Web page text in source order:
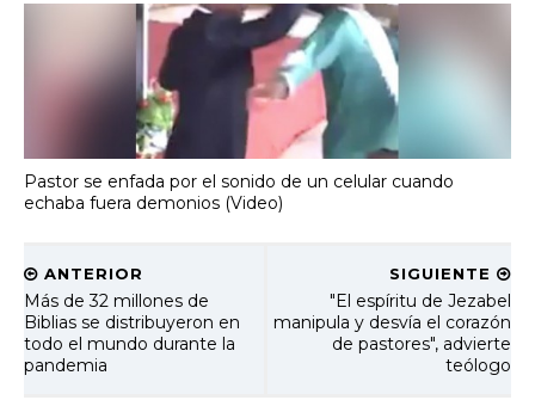
Pastor se enfada por el sonido de un celular cuando
echaba fuera demonios (Video)
SIGUIENTE
"El espíritu de Jezabel
manipula y desvía el corazón
de pastores", advierte
teólogo
ANTERIOR
Más de 32 millones de
Biblias se distribuyeron en
todo el mundo durante la
pandemia